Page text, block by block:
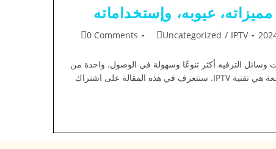
Uncategorized / IPTV
0 Comments
وسائل الترفيه أكثر تنوعًا وسهولة في الوصول. واحدة من
التقنيات التي حازت على شهرة واسعة هي تقنية IPTV. سنتعرف في هذه المقالة على اشتراك